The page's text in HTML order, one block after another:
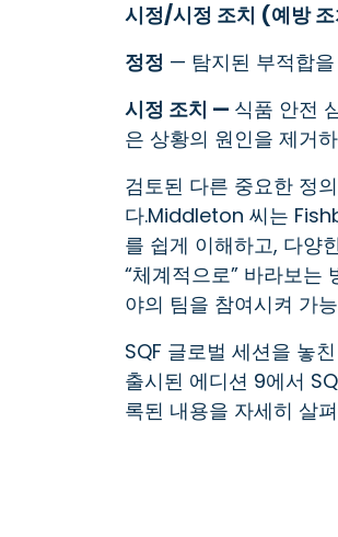
시정/시정 조치 (예방
정정 — 탐지된 부적합을
시정 조치 — 식품 안전
은 상황의 원인을 제거
검토된 다른 중요한 정
다.Middleton 씨는
를 쉽게 이해하고, 다양
“체계적으로” 바라보는
야의 팀을 참여시켜 가
SQF 글로벌 세션을 놓
출시된 에디션 9에서
록된 내용을 자세히 살